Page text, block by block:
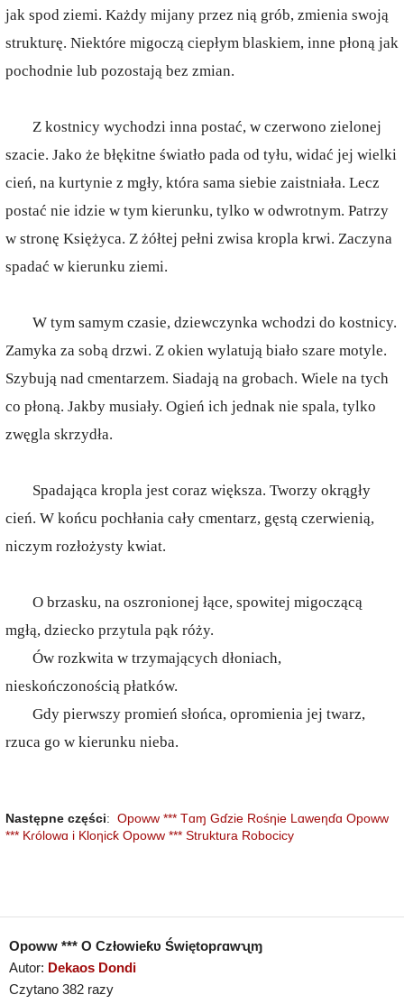
jak spod ziemi. Każdy mijany przez nią grób, zmienia swoją
strukturę. Niektóre migoczą ciepłym blaskiem, inne płoną jak
pochodnie lub pozostają bez zmian.
Z kostnicy wychodzi inna postać, w czerwono zielonej
szacie. Jako że błękitne światło pada od tyłu, widać jej wielki
cień, na kurtynie z mgły, która sama siebie zaistniała. Lecz
postać nie idzie w tym kierunku, tylko w odwrotnym. Patrzy
w stronę Księżyca. Z żółtej pełni zwisa kropla krwi. Zaczyna
spadać w kierunku ziemi.
W tym samym czasie, dziewczynka wchodzi do kostnicy.
Zamyka za sobą drzwi. Z okien wylatują biało szare motyle.
Szybują nad cmentarzem. Siadają na grobach. Wiele na tych
co płoną. Jakby musiały. Ogień ich jednak nie spala, tylko
zwęgla skrzydła.
Spadająca kropla jest coraz większa. Tworzy okrągły
cień. W końcu pochłania cały cmentarz, gęstą czerwienią,
niczym rozłożysty kwiat.
O brzasku, na oszronionej łące, spowitej migoczącą
mgłą, dziecko przytula pąk róży.
Ów rozkwita w trzymających dłoniach,
nieskończonością płatków.
Gdy pierwszy promień słońca, opromienia jej twarz,
rzuca go w kierunku nieba.
Następne części: Opoww *** Tɑɱ Gɗzie Rośƞie Lɑweƞɗɑ Opoww
*** Kɾólowɑ i Kloƞicƙ Opoww *** Struktura Robocicy
Opoww *** O Człowieƙʋ Świętopɾɑwʯɱ
Autor: Dekaos Dondi
Czytano 382 razy